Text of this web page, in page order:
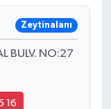
Zeytinalanı
BULV. NO:27
16